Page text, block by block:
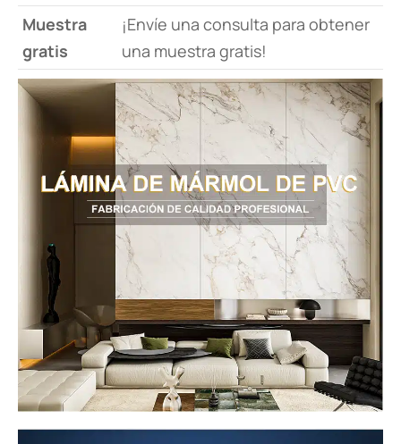
Muestra
gratis
¡Envíe una consulta para obtener
una muestra gratis!